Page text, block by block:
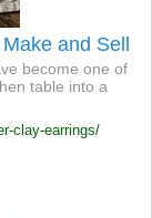
and Sell
become one of
table into a
clay-earrings/